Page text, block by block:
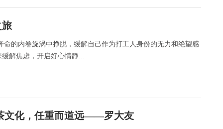
旅
命的内卷旋涡中挣脱，缓解自己作为打工人身份的无力和绝望感
解焦虑，开启好心情静...
文化，任重而道远——罗大友